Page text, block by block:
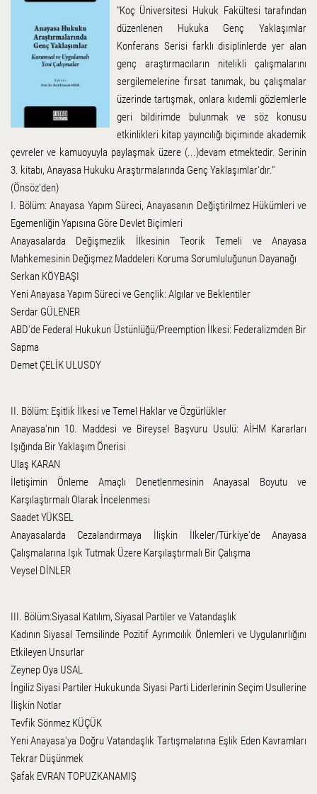
"Koç Üniversitesi Hukuk Fakültesi tarafından
düzenlenen Hukuka Genç Yaklaşımlar
Konferans Serisi farklı disiplinlerde yer alan
genç araştırmacıların nitelikli çalışmalarını
sergilemelerine fırsat tanımak, bu çalışmalar
üzerinde tartışmak, onlara kıdemli gözlemlerle
geri bildirimde bulunmak ve söz konusu
etkinlikleri kitap yayıncılığı biçiminde akademik
çevreler ve kamuoyuyla paylaşmak üzere (...)devam etmektedir. Serinin
3. kitabı, Anayasa Hukuku Araştırmalarında Genç Yaklaşımlar'dır."
(Önsöz'den)
I. Bölüm: Anayasa Yapım Süreci, Anayasanın Değiştirilmez Hükümleri ve
Egemenliğin Yapısına Göre Devlet Biçimleri
Anayasalarda Değişmezlik İlkesinin Teorik Temeli ve Anayasa
Mahkemesinin Değişmez Maddeleri Koruma Sorumluluğunun Dayanağı
Serkan KÖYBAŞI
Yeni Anayasa Yapım Süreci ve Gençlik: Algılar ve Beklentiler
Serdar GÜLENER
ABD'de Federal Hukukun Üstünlüğü/Preemption İlkesi: Federalizmden Bir
Sapma
Demet ÇELİK ULUSOY
II. Bölüm: Eşitlik İlkesi ve Temel Haklar ve Özgürlükler
Anayasa'nın 10. Maddesi ve Bireysel Başvuru Usulü: AİHM Kararları
Işığında Bir Yaklaşım Önerisi
Ulaş KARAN
İletişimin Önleme Amaçlı Denetlenmesinin Anayasal Boyutu ve
Karşılaştırmalı Olarak İncelenmesi
Saadet YÜKSEL
Anayasalarda Cezalandırmaya İlişkin İlkeler/Türkiye'de Anayasa
Çalışmalarına Işık Tutmak Üzere Karşılaştırmalı Bir Çalışma
Veysel DİNLER
III. Bölüm:Siyasal Katılım, Siyasal Partiler ve Vatandaşlık
Kadının Siyasal Temsilinde Pozitif Ayrımcılık Önlemleri ve Uygulanırlığını
Etkileyen Unsurlar
Zeynep Oya USAL
İngiliz Siyasi Partiler Hukukunda Siyasi Parti Liderlerinin Seçim Usullerine
İlişkin Notlar
Tevfik Sönmez KÜÇÜK
Yeni Anayasa'ya Doğru Vatandaşlık Tartışmalarına Eşlik Eden Kavramları
Tekrar Düşünmek
Şafak EVRAN TOPUZKANAMIŞ